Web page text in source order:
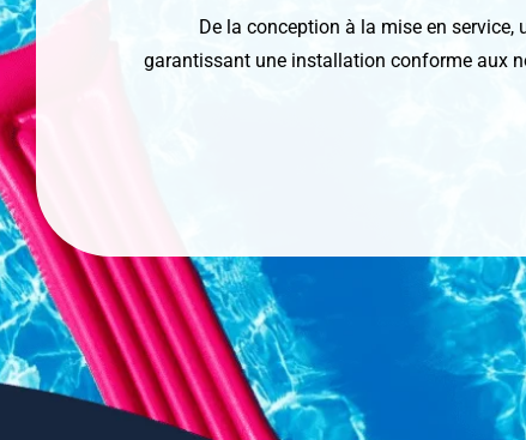
De la conception à la mise en service,
garantissant une installation conforme aux